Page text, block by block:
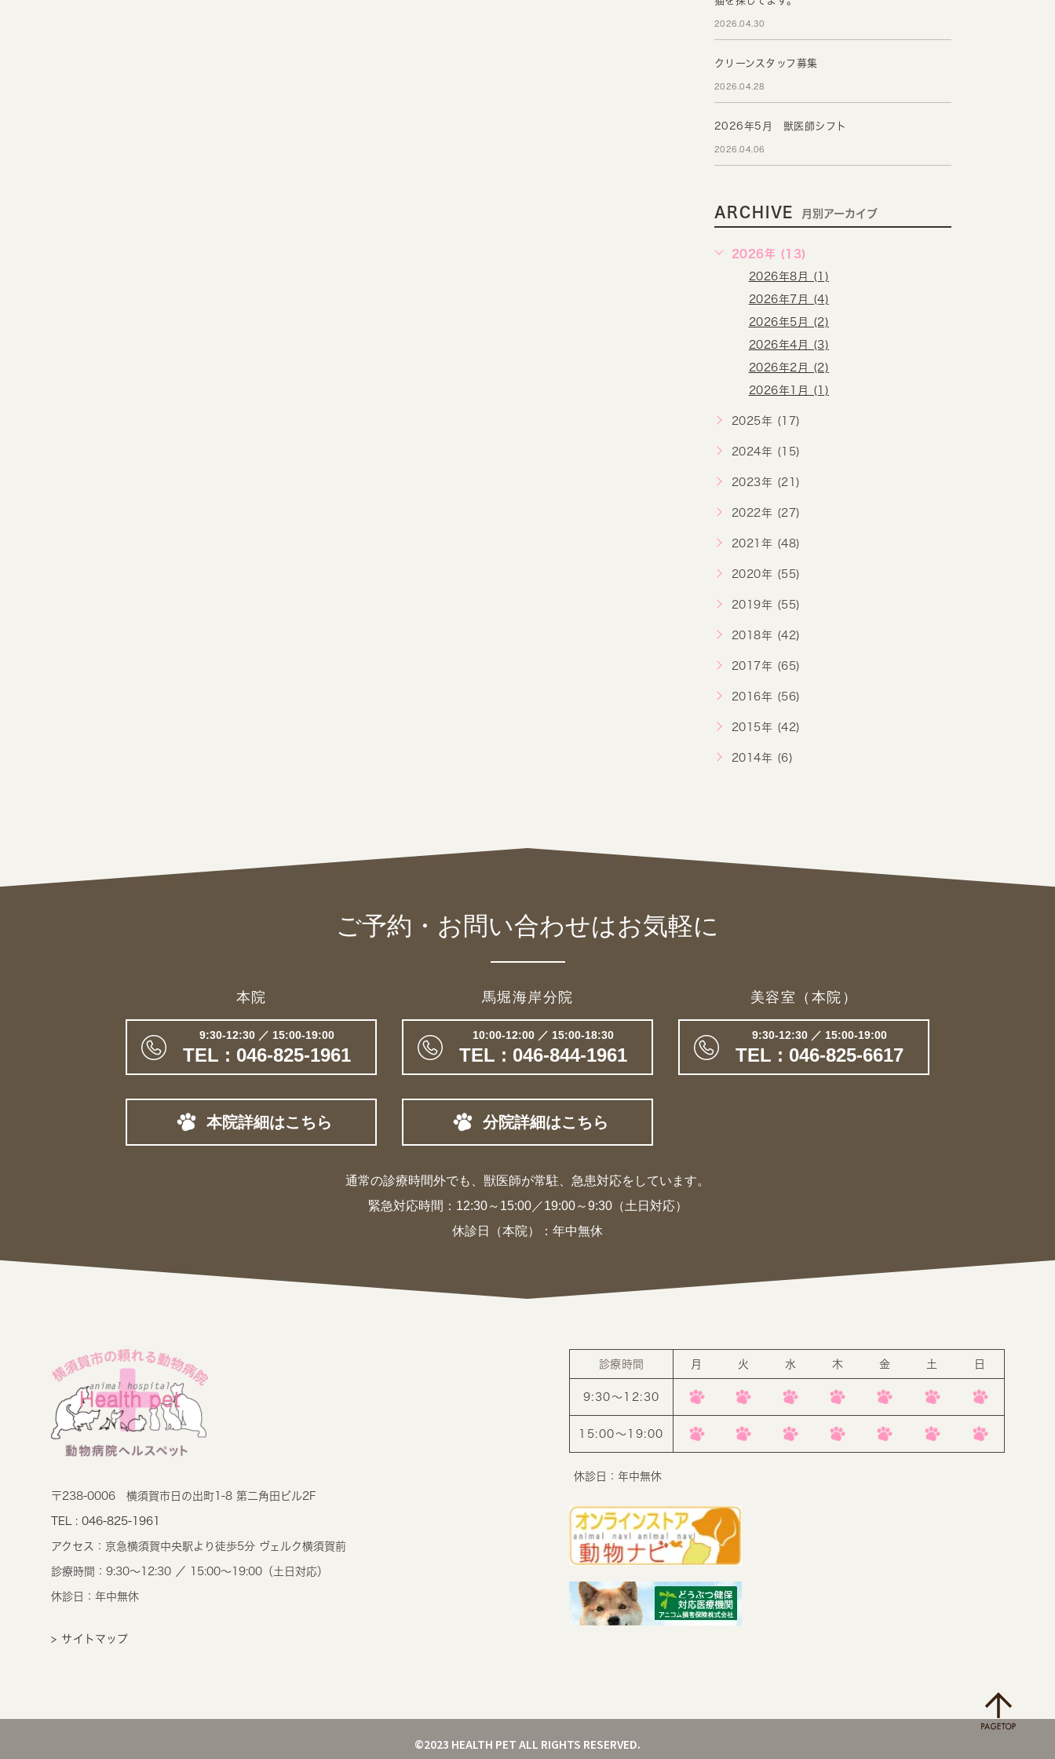
2026.04.30
クリーンスタッフ募集
2026.04.28
2026年5月 獣医師シフト
2026.04.06
ARCHIVE 月別アーカイブ
2026年 (13)
2026年8月 (1)
2026年7月 (4)
2026年5月 (2)
2026年4月 (3)
2026年2月 (2)
2026年1月 (1)
2025年 (17)
2024年 (15)
2023年 (21)
2022年 (27)
2021年 (48)
2020年 (55)
2019年 (55)
2018年 (42)
2017年 (65)
2016年 (56)
2015年 (42)
2014年 (6)
ご予約・お問い合わせはお気軽に
本院
9:30-12:30 ／ 15:00-19:00
TEL : 046-825-1961
本院詳細はこちら
馬堀海岸分院
10:00-12:00 ／ 15:00-18:30
TEL : 046-844-1961
分院詳細はこちら
美容室（本院）
9:30-12:30 ／ 15:00-19:00
TEL : 046-825-6617
通常の診療時間外でも、獣医師が常駐、 急患対応をしています。
緊急対応時間： 12:30～15:00／19:00～9:30（土日対応）
休診日（本院）：年中無休
〒238-0006 横須賀市日の出町1-8 第二角田ビル2F
TEL : 046-825-1961
アクセス： 京急横須賀中央駅より徒歩5分 ヴェルク横須賀前
診療時間： 9:30～12:30 ／ 15:00～19:00（土日対応）
休診日：年中無休
> サイトマップ
診療時間 月 火 水 木 金 土 日
9:30〜12:30
15:00〜19:00
休診日：年中無休
©2023 HEALTH PET ALL RIGHTS RESERVED.